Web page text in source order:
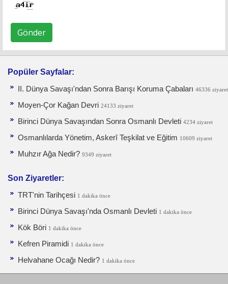
Gönder
Popüler Sayfalar:
II. Dünya Savaşı'ndan Sonra Barışı Koruma Ça­baları 46336 ziyaret
Moyen-Çor Kağan Devri 24133 ziyaret
Birinci Dünya Savaşından Sonra Osmanlı Devleti 4234 ziyaret
Osmanlılarda Yönetim, Askerî Teşkilat ve Eğitim 10609 ziyaret
Muhzır Ağa Nedir? 9349 ziyaret
Son Ziyaretler:
TRT'nin Tarihçesi 1 dakika önce
Birinci Dünya Savaşı'nda Osmanlı Devleti 1 dakika önce
Kök Böri 1 dakika önce
Kefren Piramidi 1 dakika önce
Helvahane Ocağı Nedir? 1 dakika önce